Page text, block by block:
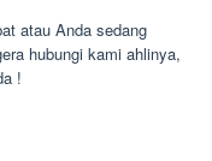
atau Anda sedang
hubungi kami ahlinya,
!